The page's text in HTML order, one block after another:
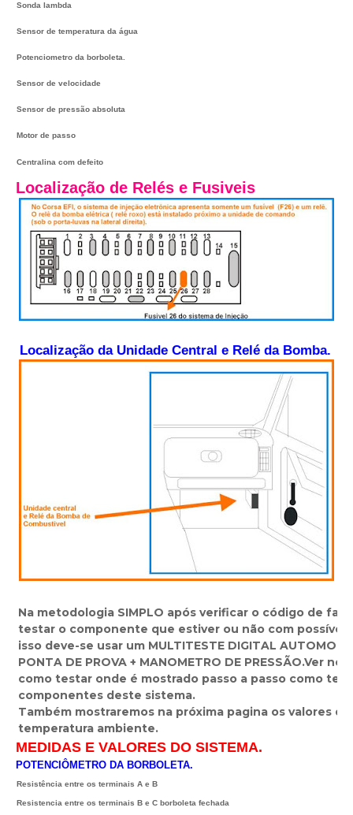
Sonda lambda
Sensor de temperatura da água
Potenciometro da borboleta.
Sensor de velocidade
Sensor de pressão absoluta
Motor de passo
Centralina com defeito
Localização de Relés e Fusiveis
Localização da Unidade Central e Relé da Bomba.
Na metodologia SIMPLO após verificar o código de
testar o componente que estiver ou não com
isso deve-se usar um MULTITESTE DIGITAL
PONTA DE PROVA + MANOMETRO DE PRESSÃO.Ver
como testar onde é mostrado passo a passo como
componentes deste sistema.
Também mostraremos na próxima pagina os valores
temperatura ambiente.
MEDIDAS E VALORES DO SISTEMA.
POTENCIÔMETRO DA BORBOLETA.
Resistência entre os terminais A e B
Resistencia entre os terminais B e C borboleta fechada